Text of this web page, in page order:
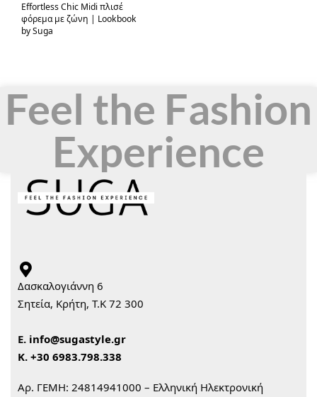
Effortless Chic Μidi πλισέ
φόρεμα με ζώνη | Lookbook
by Suga
Feel the Fashion
Experience
Δασκαλογιάννη 6
Σητεία, Κρήτη, Τ.Κ 72 300
Ε. info@sugastyle.gr
Κ. +30 6983.798.338
Αρ. ΓΕΜΗ: 24814941000 – Ελληνική Ηλεκτρονική